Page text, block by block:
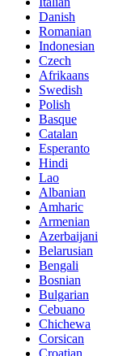
Danish
Romanian
Indonesian
Czech
Afrikaans
Swedish
Polish
Basque
Catalan
Esperanto
Hindi
Lao
Albanian
Amharic
Armenian
Azerbaijani
Belarusian
Bengali
Bosnian
Bulgarian
Cebuano
Chichewa
Corsican